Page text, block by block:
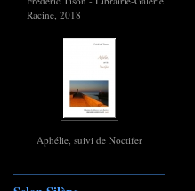
Racine, 2018
Aphélie, suivi de Noctifer